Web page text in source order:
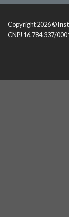
Copyright 2026 ©
CNPJ 16.784.337/